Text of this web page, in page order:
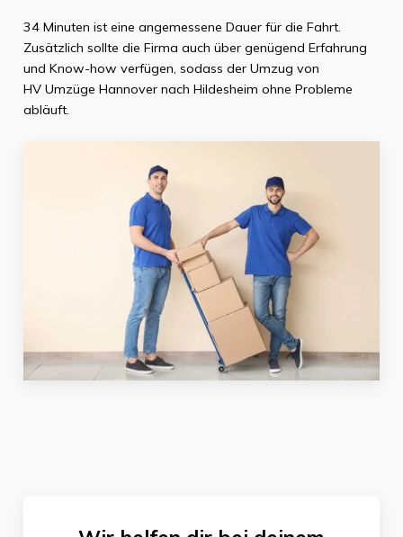
34 Minuten ist eine angemessene Dauer für die Fahrt.
Zusätzlich sollte die Firma auch über genügend Erfahrung
und Know-how verfügen, sodass der Umzug von
HV Umzüge Hannovernach Hildesheim ohne Probleme
abläuft.